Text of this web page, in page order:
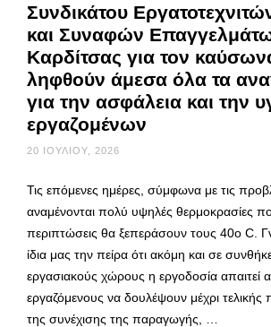
Συνδικάτου
και Συναφών
Καρδίτσας για τον
ληφθούν άμεσα όλα τα
για την ασφάλεια και την
εργαζομένων
20 ΙΟΥΛΊΟΥ, 2026
Τις επόμενες ημέρες, σύμφωνα με τις
αναμένονται πολύ υψηλές θερμοκρασίες
περιπτώσεις θα ξεπεράσουν τους 40ο C.
ίδια μας την πείρα ότι ακόμη και σε
εργασιακούς χώρους η εργοδοσία απαιτεί
εργαζόμενους να δουλέψουν μέχρι
της συνέχισης της παραγωγής, …